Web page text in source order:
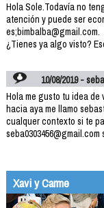
Hola Sole.Todavía no
atención y puede ser
es;bimbalba@gmail.com.
¿Tienes ya algo visto?
10/08/2019 -
Hola me gusto tu idea de
hacia aya me llamo
cualquer contexto si te
seba0303456@gmail.com
Xavi y Carme